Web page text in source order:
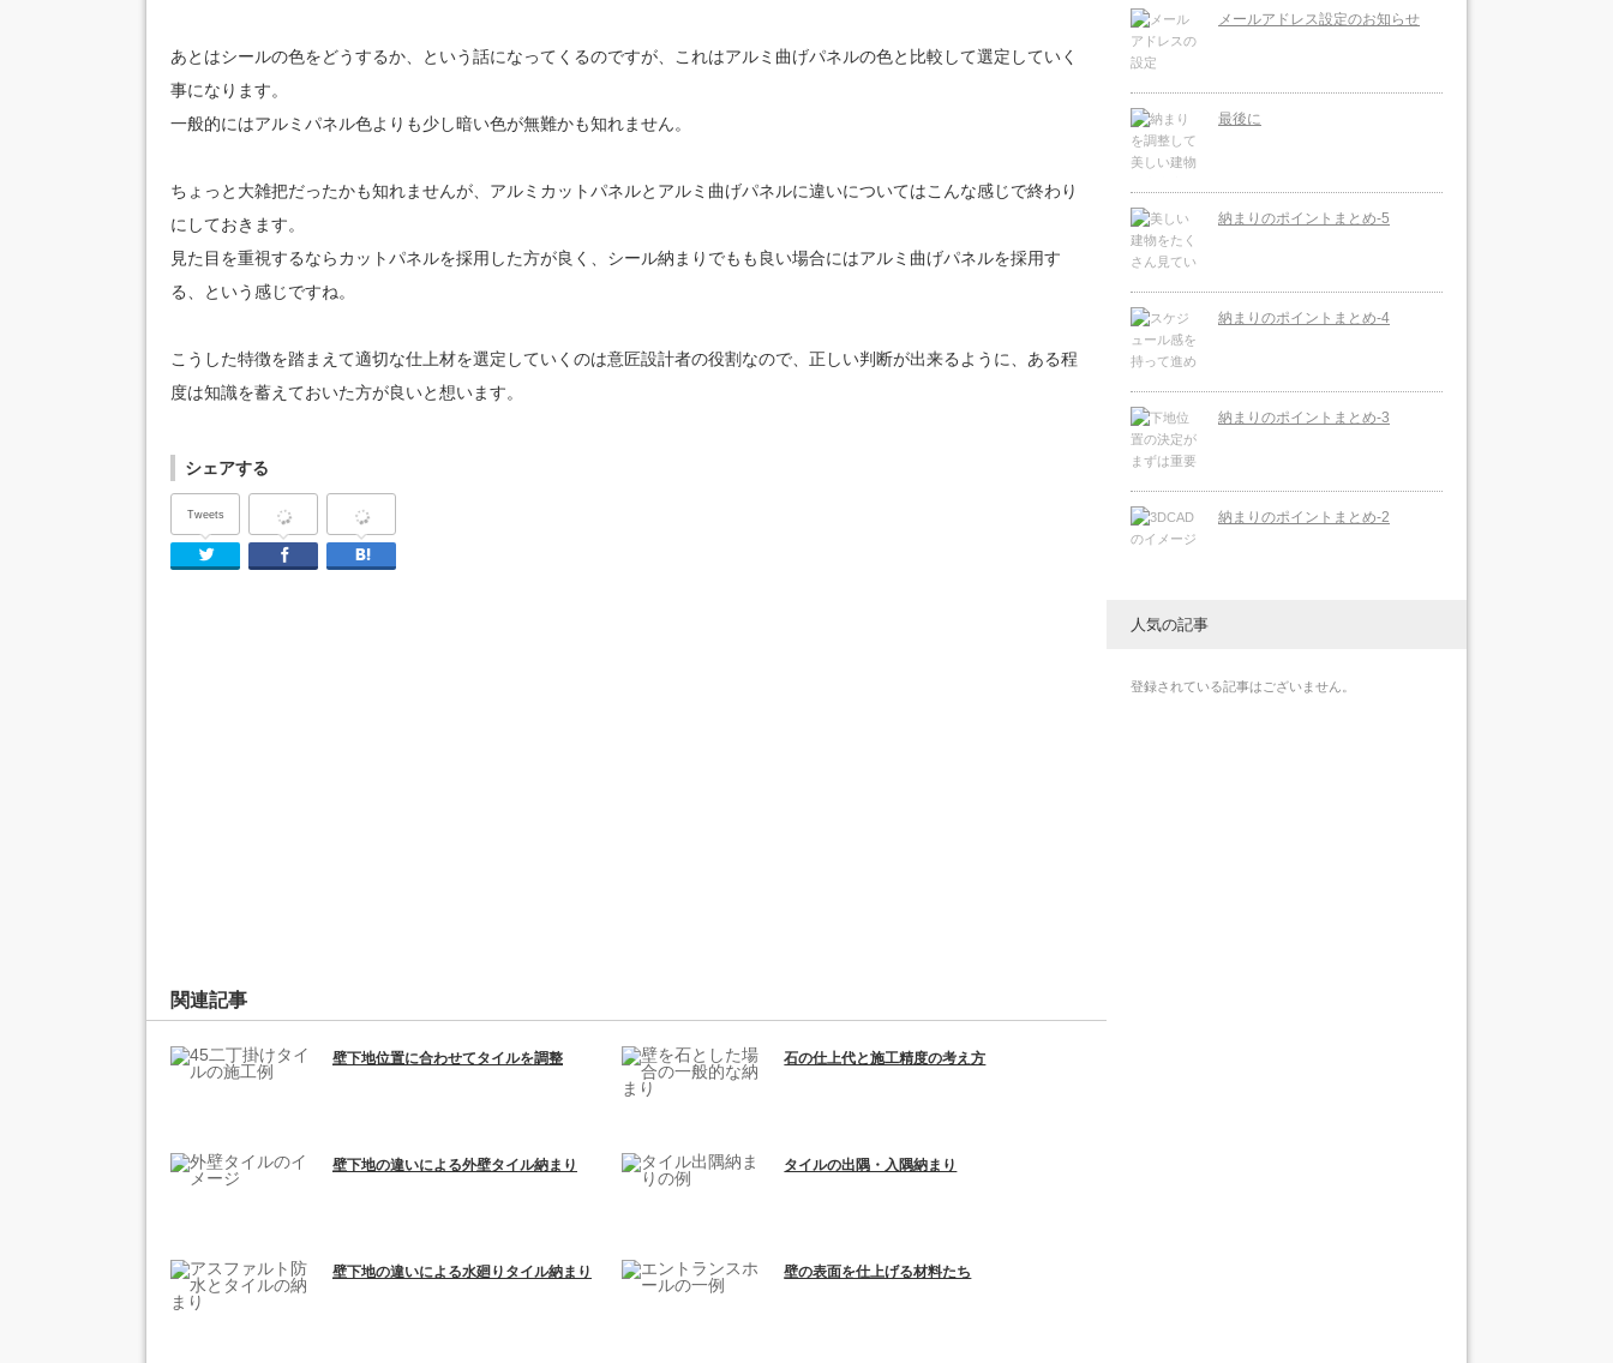
あとはシールの色をどうするか、という話になってくるのですが、これはアルミ曲げパネルの色と比較して選定していく
事になります。
一般的にはアルミパネル色よりも少し暗い色が無難かも知れません。
ちょっと大雑把だったかも知れませんが、アルミカットパネルとアルミ曲げパネルに違いについてはこんな感じで終わり
にしておきます。
見た目を重視するならカットパネルを採用した方が良く、シール納まりでもも良い場合にはアルミ曲げパネルを採用す
る、という感じですね。
こうした特徴を踏まえて適切な仕上材を選定していくのは意匠設計者の役割なので、正しい判断が出来るように、ある程
度は知識を蓄えておいた方が良いと想います。
シェアする
Tweets
Twitter Facebook
関連記事
壁下地位置に合わせてタイルを調整 石の仕上代と施工精度の考え方
壁下地の違いによる外壁タイル納まり タイルの出隅・入隅納まり
壁下地の違いによる水廻りタイル納まり 壁の表面を仕上げる材料たち
メールアドレス設定のお知らせ
最後に
納まりのポイントまとめ-5
納まりのポイントまとめ-4
納まりのポイントまとめ-3
納まりのポイントまとめ-2
人気の記事
登録されている記事はございません。